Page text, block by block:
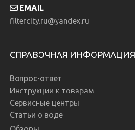
EMAIL
filtercity.ru@yandex.ru
СПРАВОЧНАЯ ИНФОРМАЦИЯ
Вопрос-ответ
Инструкции к товарам
Сервисные центры
Статьи о воде